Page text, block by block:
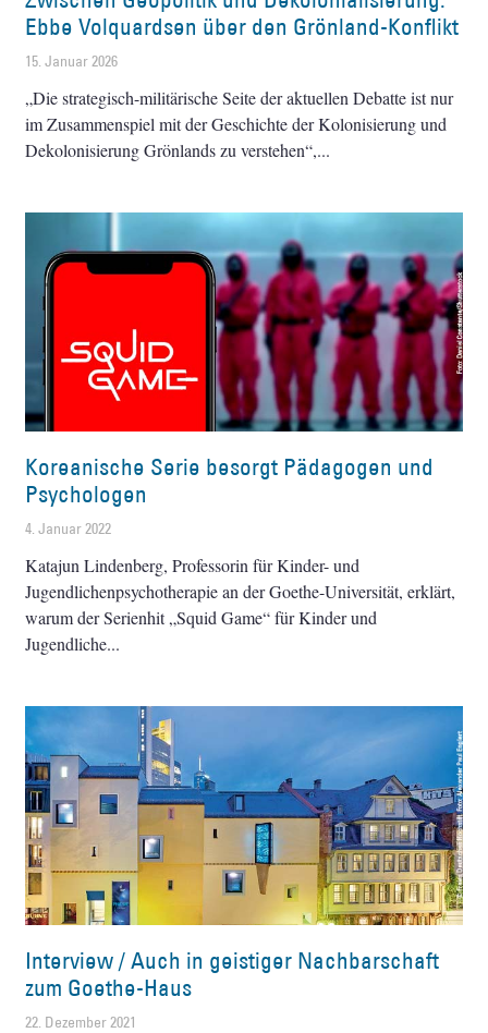
Ebbe Volquardsen über den Grönland-Konflikt
15. Januar 2026
„Die strategisch-militärische Seite der aktuellen Debatte ist nur
im Zusammenspiel mit der Geschichte der Kolonisierung und
Dekolonisierung Grönlands zu verstehen“,
Koreanische Serie besorgt Pädagogen und
Psychologen
4. Januar 2022
Katajun Lindenberg, Professorin für Kinder- und
Jugendlichenpsychotherapie an der Goethe-Universität, erklärt,
warum der Serienhit „Squid Game“ für Kinder und
Jugendliche
Interview / Auch in geistiger Nachbarschaft
zum Goethe-Haus
22. Dezember 2021